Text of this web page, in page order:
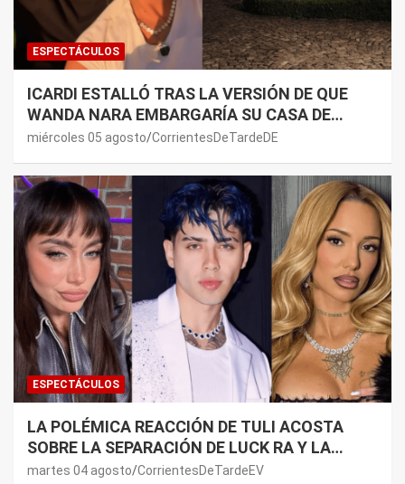
ESPECTÁCULOS
ICARDI ESTALLÓ TRAS LA VERSIÓN DE QUE
WANDA NARA EMBARGARÍA SU CASA DE
NORDELTA: “NECESITAN RASCAR DE ALGÚN
miércoles 05 agosto CorrientesDeTardeDE
ESPECTÁCULOS
LA POLÉMICA REACCIÓN DE TULI ACOSTA
SOBRE LA SEPARACIÓN DE LUCK RA Y LA
JOAQUI: “¿MI VERDAD?”
martes 04 agosto CorrientesDeTardeEV